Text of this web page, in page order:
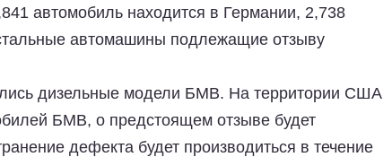
автомобиль находится в Германии, 2,738
автомашины подлежащие отзыву
дизельные модели БМВ. На территории США
БМВ, о предстоящем отзыве будет
дефекта будет производиться в течение